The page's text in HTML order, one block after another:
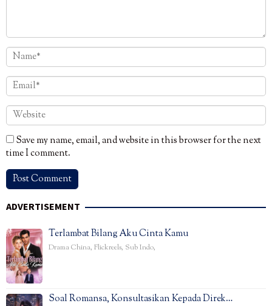
Save my name, email, and website in this browser for the next
time I comment.
ADVERTISEMENT
Terlambat Bilang Aku Cinta Kamu
Drama China, Flickreels, Sub Indo,
Soal Romansa, Konsultasikan Kepada Direk…